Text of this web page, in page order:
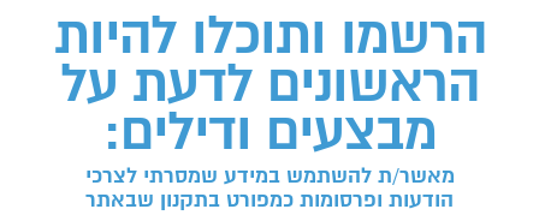
הרשמו ותוכלו להיות
הראשונים לדעת על
מבצעים ודילים:
מאשר/ת להשתמש במידע שמסרתי לצרכי
הודעות ופרסומות כמפורט בתקנון שבאתר